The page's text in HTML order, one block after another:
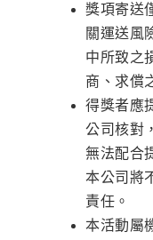
獎項寄送
關運送風
中所致之
商、求償
得獎者應
公司核對
無法配合
本公司將
責任。
本活動屬